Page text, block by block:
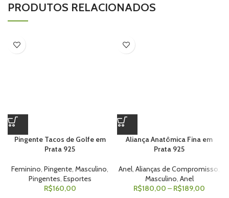
PRODUTOS RELACIONADOS
Pingente Tacos de Golfe em
Prata 925
Feminino, Pingente, Masculino,
Pingentes, Esportes
R$160,00
Aliança Anatômica Fina em
Prata 925
Anel, Alianças de Compromisso
Masculino, Anel
R$180,00 – R$189,00